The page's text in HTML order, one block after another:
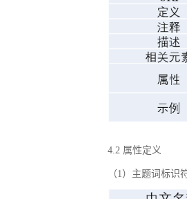
4.2 属性定义
（1）主题词标识